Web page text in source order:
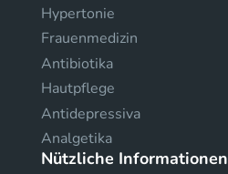
Hypertonie
Frauenmedizin
Antibiotika
Hautpflege
Antidepressiva
Analgetika
Nützliche Informationen